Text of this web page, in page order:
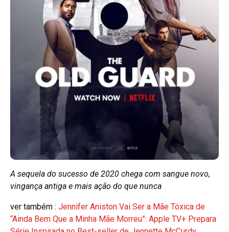
A sequela do sucesso de 2020 chega com sangue novo,
vingança antiga e mais ação do que nunca
ver também : Jennifer Aniston Vai Ser a Mãe Tóxica de
“Ainda Bem Que a Minha Mãe Morreu”: Apple TV+ Prepara